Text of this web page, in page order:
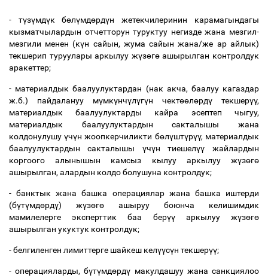
- түзүмдүк бөлүмдөрдүн жетекчилеринин карамагындагы
кызматчылардын отчетторун туруктуу негизде жана мезгил-
мезгили менен (күн сайын, жума сайын жана/же ар айлык)
текшерип туруулары аркылуу жүзөгөашырылган контролдук
аракеттер;
- материалдык баалуулуктардан (нак акча, баалуу кагаздар
ж.б.) пайдалануу мүмкүнчүлүгүн чектөөлөрдү текшерүү,
материалдык баалуулуктарды кайра эсептеп чыгуу,
материалдык баалуулуктардын сакталышы жана
колдонулушуүчүн жоопкерчиликти бөлүштүрүү, материалдык
баалуулуктардын сакталышы үчүн тиешелүү жайлардын
коргоого алынышын камсыз кылуу аркылуу жүзөгө
ашырылган, алардын колдо болушуна контролдук;
- банктык жана башка операциялар жана башка иштерди
(бүтүмдөрдү) жүзөгө ашыруу боюнча келишимдик
мамилелерге эксперттик баа берүүаркылуу жүзөгө
ашырылган укуктук контролдук;
- белгиленген лимиттерге шайкеш келүүсүн текшерүү;
- операцияларды, бүтүмдөрдү макулдашуу жана санкциялоо